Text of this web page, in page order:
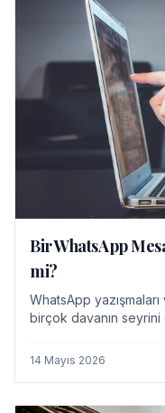
Bir WhatsApp
mi?
WhatsApp
birçok davanın
mahkemede
14 Mayıs 2026